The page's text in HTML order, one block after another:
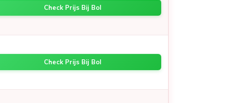
Check Prijs Bij Bol
Check Prijs Bij Bol